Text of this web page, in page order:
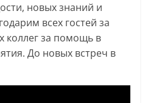
новых знаний и
всех гостей за
коллег за помощь в
До новых встреч в